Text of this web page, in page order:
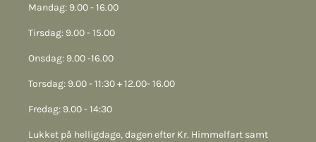
Mandag: 9.00 - 16.00
Tirsdag: 9.00 - 15.00
Onsdag: 9.00 -16.00
Torsdag: 9.00 - 11:30 + 12.00- 16.00
Fredag: 9.00 - 14:30
Lukket på helligdage, dagen efter Kr. Himmelfart samt